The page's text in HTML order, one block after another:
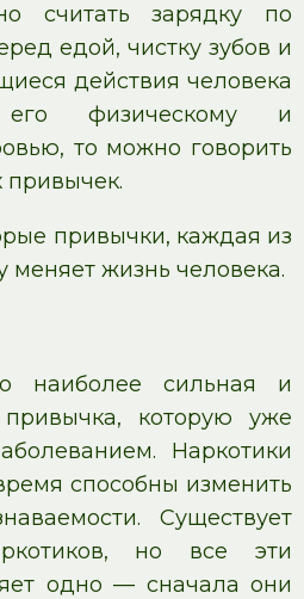
считать зарядку по
едой, чистку зубов и
действия человека
физическому и
то можно говорить
привычки, каждая из
меняет жизнь человека.
наиболее сильная и
которую уже
Наркотики
способны изменить
Существует
но все эти
одно — сначала они